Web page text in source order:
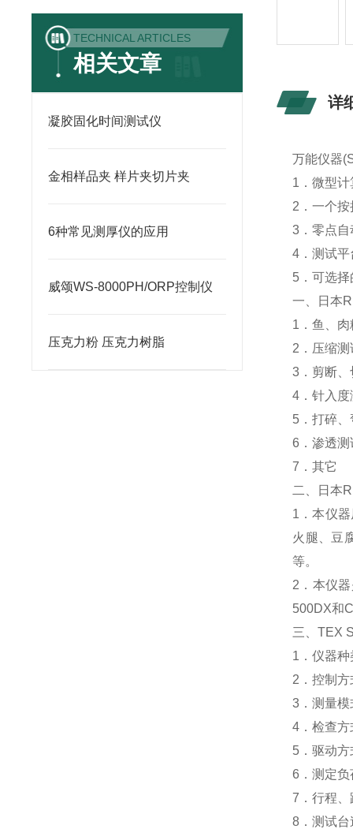
TECHNICAL ARTICLES
相关文章
凝胶固化时间测试仪
金相样品夹 样片夹切片夹
6种常见测厚仪的应用
威颂WS-8000PH/ORP控制仪
压克力粉 压克力树脂
详
万能仪器
1．微型
2．一个
3．零点自
4．测试
5．可选
一、日本
1．鱼、
2．压缩测
3．剪断
4．针入度
5．打碎
6．渗透测
7．其它
二、日本
1．本仪
火腿、豆
等。
2．本仪
500DX和
三、TEX
1．仪器
2．控制
3．测量
4．检查
5．驱动
6．测定
7．行程
8．测试